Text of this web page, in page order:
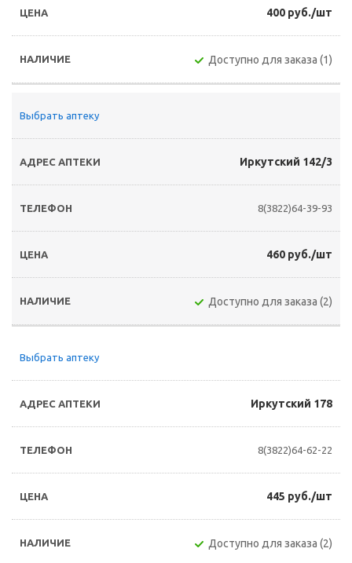
400 руб./шт
Доступно для заказа (1)
Выбрать аптеку
Иркутский 142/3
8(3822)64-39-93
460 руб./шт
Доступно для заказа (2)
Выбрать аптеку
Иркутский 178
8(3822)64-62-22
445 руб./шт
Доступно для заказа (2)